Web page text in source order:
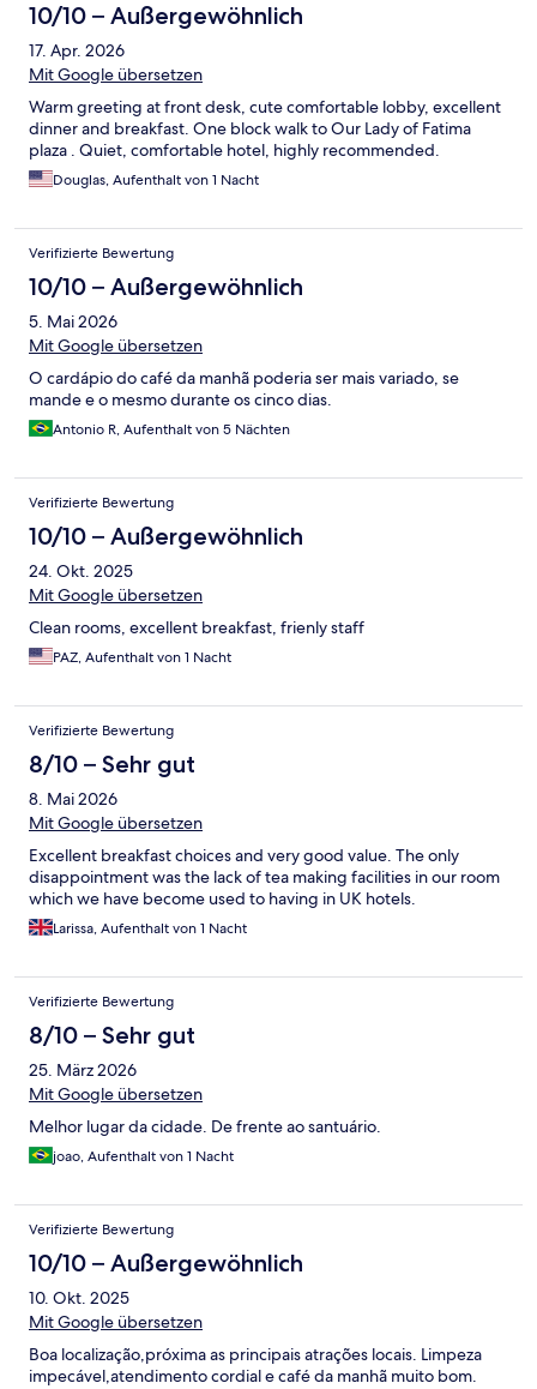
10/10 – Außergewöhnlich
17. Apr. 2026
Mit Google übersetzen
Warm greeting at front desk, cute comfortable lobby, excellent
dinner and breakfast. One block walk to Our Lady of Fatima
plaza . Quiet, comfortable hotel, highly recommended.
Douglas, Aufenthalt von 1 Nacht
Verifizierte Bewertung
10/10 – Außergewöhnlich
5. Mai 2026
Mit Google übersetzen
O cardápio do café da manhã poderia ser mais variado, se
mande e o mesmo durante os cinco dias.
Antonio R, Aufenthalt von 5 Nächten
Verifizierte Bewertung
10/10 – Außergewöhnlich
24. Okt. 2025
Mit Google übersetzen
Clean rooms, excellent breakfast, frienly staff
PAZ, Aufenthalt von 1 Nacht
Verifizierte Bewertung
8/10 – Sehr gut
8. Mai 2026
Mit Google übersetzen
Excellent breakfast choices and very good value. The only
disappointment was the lack of tea making facilities in our room
which we have become used to having in UK hotels.
Larissa, Aufenthalt von 1 Nacht
Verifizierte Bewertung
8/10 – Sehr gut
25. März 2026
Mit Google übersetzen
Melhor lugar da cidade. De frente ao santuário.
joao, Aufenthalt von 1 Nacht
Verifizierte Bewertung
10/10 – Außergewöhnlich
10. Okt. 2025
Mit Google übersetzen
Boa localização,próxima as principais atrações locais. Limpeza
impecável,atendimento cordial e café da manhã muito bom.